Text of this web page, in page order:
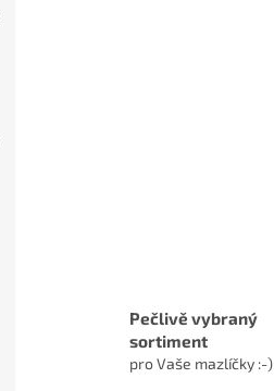
Pečlivě vybraný
sortiment
pro Vaše mazlíčky :-)